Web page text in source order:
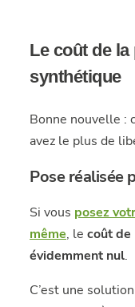
Le coût de
synthétique
Bonne nouvelle :
avez le plus de
Pose réalisée
Si vous posez
même, lecoût de
évidemment nul.
C’est une